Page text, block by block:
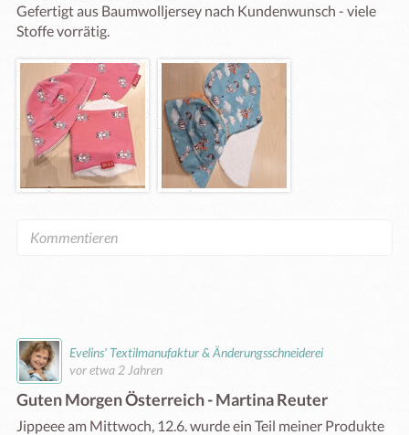
Gefertigt aus Baumwolljersey nach Kundenwunsch - viele
Stoffe vorrätig.
Evelins' Textilmanufaktur & Änderungsschneiderei
vor etwa 2 Jahren
Guten Morgen Österreich - Martina Reuter
Jippeee am Mittwoch, 12.6. wurde ein Teil meiner Produkte